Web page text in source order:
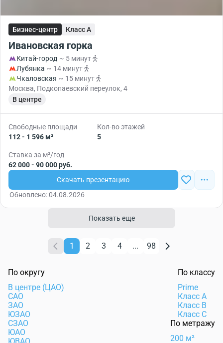
Бизнес-центр Класс A
Ивановская горка
Китай-город ~ 5 минут
Лубянка ~ 14 минут
Чкаловская ~ 15 минут
Москва, Подкопаевский переулок, 4
В центре
Свободные площади
112 - 1 596 м²
Кол-во этажей
5
Ставка за м²/год
62 000 - 90 000 руб.
Скачать презентацию
Обновлено: 04.08.2026
Показать еще
1 2 3 4 ... 98
По округу
В центре (ЦАО)
САО
ЗАО
ЮЗАО
СЗАО
ЮАО
По классу
Prime
Класс А
Класс B
Класс C
По метражу
200 м²